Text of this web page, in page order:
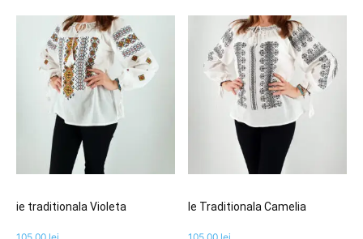
ie traditionala Violeta Ie Traditionala Camelia